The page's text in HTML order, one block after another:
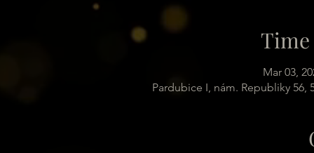
Mar 03,
Pardubice I, nám. Republiky 56,